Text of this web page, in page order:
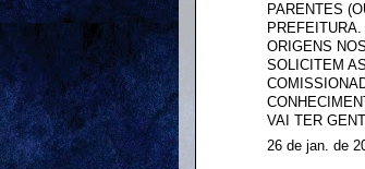
PARENTES
ORIGENS
SOLICITEM
VAI TER
26 de jan. de